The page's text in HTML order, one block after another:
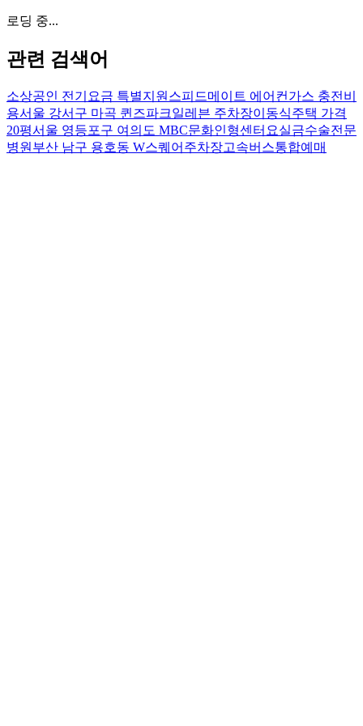
로딩 중...
관련 검색어
소상공인 전기요금 특별지원 스피드메이트 에어컨가스 충전비
용서울 강서구 마곡 퀸즈파크일레븐 주차장이동식주택 가격
20평서울 영등포구 여의도 MBC문화인형센터 요실금수술전문
병원 부산 남구 용호동 W스퀘어주차장고속버스통합예매